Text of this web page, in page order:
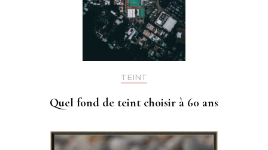
TEINT
Quel fond de teint choisir à 60 ans